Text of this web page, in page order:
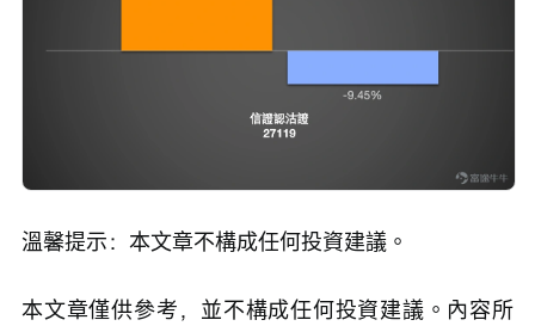
溫馨提示：本文章不構成任何投資建議。
本文章僅供參考，並不構成任何投資建議。內容所